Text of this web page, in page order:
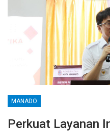
MANADO
Perkuat Layanan